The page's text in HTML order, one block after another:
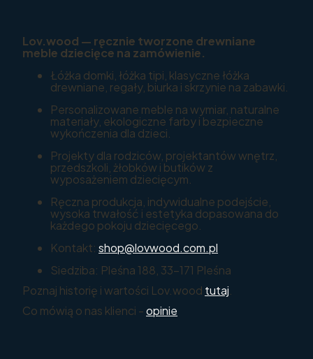
Lov.wood — ręcznie tworzone drewniane
meble dziecięce na zamówienie.
Łóżka domki, łóżka tipi, klasyczne łóżka
drewniane, regały, biurka i skrzynie na zabawki.
Personalizowane meble na wymiar, naturalne
materiały, ekologiczne farby i bezpieczne
wykończenia dla dzieci.
Projekty dla rodziców, projektantów wnętrz,
przedszkoli, żłobków i butików z
wyposażeniem dziecięcym.
Ręczna produkcja, indywidualne podejście,
wysoka trwałość i estetyka dopasowana do
każdego pokoju dziecięcego.
Kontakt: shop@lovwood.com.pl
Siedziba: Pleśna 188, 33-171 Pleśna
Poznaj historię i wartości Lov.wood tutaj
Co mówią o nas klienci -opinie